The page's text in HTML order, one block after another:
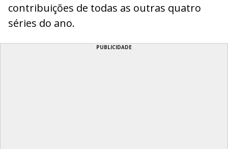
contribuições de todas as outras quatro
séries do ano.
PUBLICIDADE